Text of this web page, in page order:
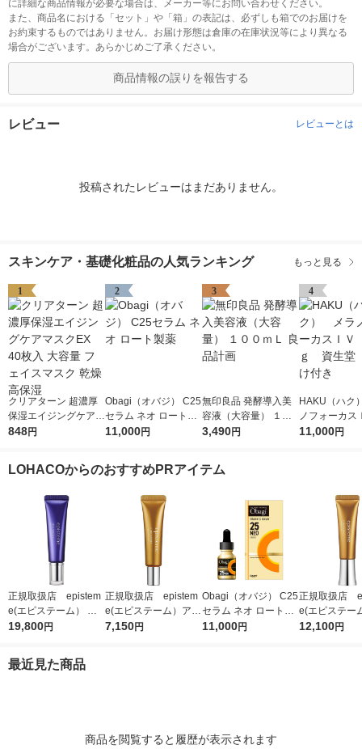
に詳細な商品情報が必要な場合は、メーカー等にお問い合わせください。
また、商品名における「セット」や「箱」の表記は、必ずしも箱でのお届けを
お約束するものではありません。お届け形態は倉庫の在庫状況等により異なる
場合がございます。あらかじめご了承ください。
商品情報の誤りを報告する
レビュー レビューとは
投稿されたレビューはまだありません。
スキンケア・基礎化粧品の人気ランキング もっと見る
1
クリアターン 超濃厚
保湿エイジングケアマ
スクEX 40枚入 大容量
848円
2
Obagi（オバジ） C25
セラム ネオ ロート製
薬
11,000円
3
無印良品 発酵導入美
容液（大容量） １０
０ｍＬ 良品計画
3,490円
4
HAKU（ハ
ノフォーカ
5ｇ 資生堂
11,000円
LOHACOからのおすすめPRアイテム
正規取扱店 epistem
e(エピステーム） ス
テムサイエンスアイ 1
19,800円
正規取扱店 epistem
e(エピステーム）アイ
パーフェクトショット
7,150円
Obagi（オバジ） C25
セラム ネオ ロート製
薬
11,000円
正規取扱店
e(エピステー
パーフェクト
12,100円
最近見た商品
商品を閲覧すると履歴が表示されます